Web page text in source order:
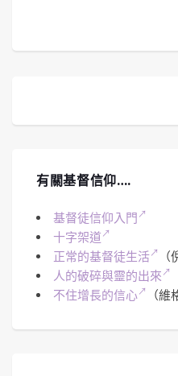
有關基督信仰….
基督徒信仰入門
十字架道
正常的基督徒生活
（
人的破碎與靈的出來
不住增長的信心
（